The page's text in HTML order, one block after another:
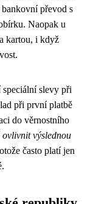
převod s
Naopak u
kartou, i když
slevy při
při první platbě
do věrnostního
ovlivnit výslednou
často platí jen